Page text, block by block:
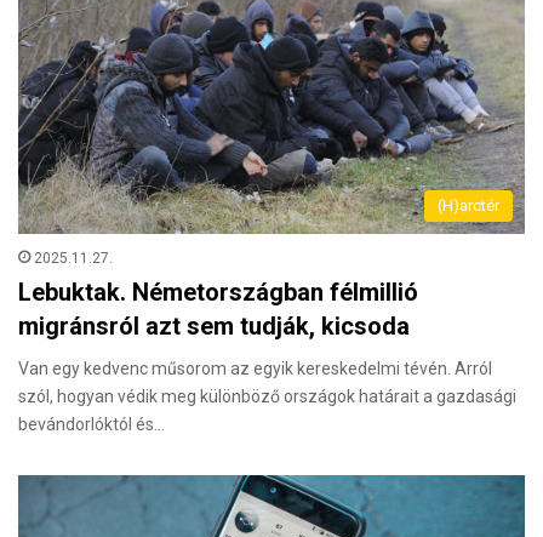
(H)arctér
2025.11.27.
Lebuktak. Németországban félmillió
migránsról azt sem tudják, kicsoda
Van egy kedvenc műsorom az egyik kereskedelmi tévén. Arról
szól, hogyan védik meg különböző országok határait a gazdasági
bevándorlóktól és…